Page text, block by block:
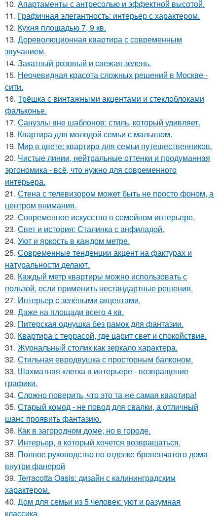
10. Апартаменты с антресолью и эффектной высотой.
11. Графичная элегантность: интерьер с характером.
12. Кухня площадью 7, 9 кв.
13. Дореволюционная квартира с современным
звучанием.
14. Закатный розовый и свежая зелень.
15. Неочевидная красота сложных решений в Москве -
сити.
16. Трёшка с винтажными акцентами и стеклоблоками
фальконье.
17. Санузлы вне шаблонов: стиль, который удивляет.
18. Квартира для молодой семьи с малышом.
19. Мир в цвете: квартира для семьи путешественников.
20. Чистые линии, нейтральные оттенки и продуманная
эргономика - всё, что нужно для современного
интерьера.
21. Стена с телевизором может быть не просто фоном, а
центром внимания.
22. Современное искусство в семейном интерьере.
23. Свет и история: Сталинка с анфиладой.
24. Уют и яркость в каждом метре.
25. Современные тенденции акцент на фактурах и
натуральности делают.
26. Каждый метр квартиры можно использовать с
пользой, если применить нестандартные решения.
27. Интерьер с зелёными акцентами.
28. Даже на площади всего 4 кв.
29. Питерская однушка без рамок для фантазии.
30. Квартира с террасой, где царит свет и спокойствие.
31. Журнальный столик как зеркало характера.
32. Стильная евродвушка с просторным балконом.
33. Шахматная клетка в интерьере - возвращение
графики.
34. Сложно поверить, что это та же самая квартира!
35. Старый комод - не повод для свалки, а отличный
шанс проявить фантазию.
36. Как в загородном доме, но в городе.
37. Интерьер, в который хочется возвращаться.
38. Полное руководство по отделке бревенчатого дома
внутри фанерой
39. Terracotta Oasis: дизайн с калининградским
характером.
40. Дом для семьи из 5 человек: уют и разумная
классика.